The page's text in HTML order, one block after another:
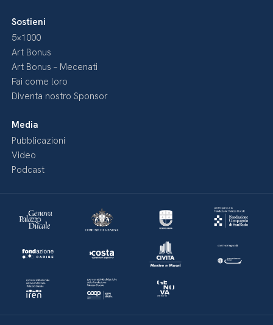
Sostieni
5×1000
Art Bonus
Art Bonus – Mecenati
Fai come loro
Diventa nostro Sponsor
Media
Pubblicazioni
Video
Podcast